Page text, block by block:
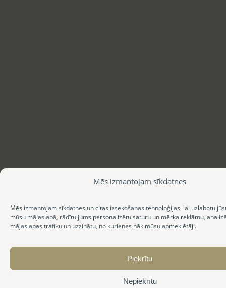
Mēs izmantojam sīkdatnes
Mēs izmantojam sīkdatnes un citas izsekošanas tehnoloģijas, lai uzlabotu
mūsu mājaslapā, rādītu jums personalizētu saturu un mērķa reklāmu,
mājaslapas trafiku un uzzinātu, no kurienes nāk mūsu apmeklētāji.
Piekrītu
Nepiekrītu